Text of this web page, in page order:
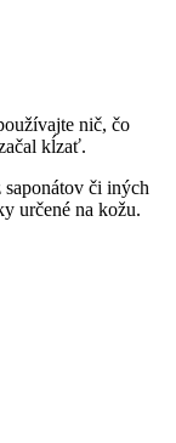
nič, čo
kĺzať.
saponátov či iných
určené na kožu.